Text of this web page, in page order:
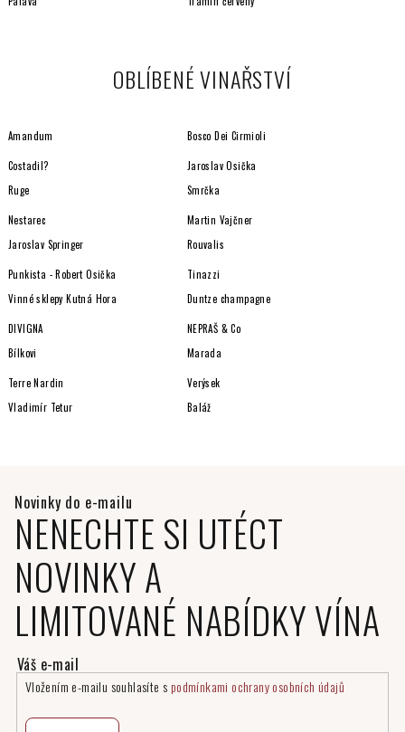
OBLÍBENÉ VINAŘSTVÍ
Amandum Bosco Dei Cirmioli
Costadil?
Jaroslav Osička
Ruge
Smrčka
Nestarec
Martin Vajčner
Jaroslav Springer
Rouvalis
Punkista - Robert Osička
Tinazzi
Vinné sklepy Kutná Hora
Duntze champagne
DIVIGNA
NEPRAŠ & Co
Bílkovi
Marada
Terre Nardin
Verýsek
Vladimír Tetur
Baláž
NENECHTE SI UTÉCT
NOVINKY A
LIMITOVANÉ NABÍDKY VÍNA
Vložením e-mailu souhlasíte s podmínkami ochrany osobních údajů